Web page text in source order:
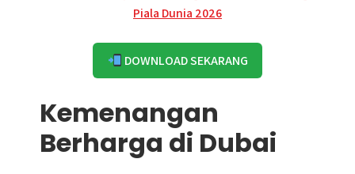
DOWNLOAD SEKARANG
Kemenangan
Berharga di Dubai